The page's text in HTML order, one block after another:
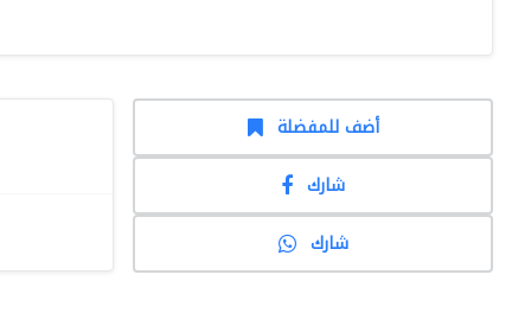
أضف للمفضلة
شارك
شارك